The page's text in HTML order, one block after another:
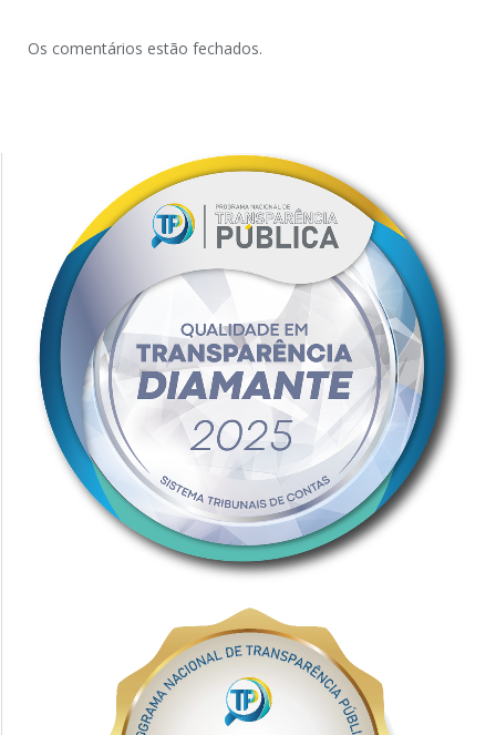
Os comentários estão fechados.